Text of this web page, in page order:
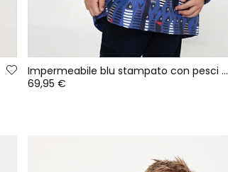
Impermeabile blu stampato con pesci con cappuccio
69,95 €